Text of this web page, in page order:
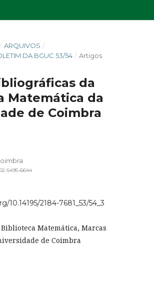
/ ARQUIVOS /
DA BGUC 53/54 / Artigos
da
Matemática da
de Coimbra
5495-6644
10.14195/2184-7681_53/54_3
Biblioteca Matemática, Marcas
de Coimbra